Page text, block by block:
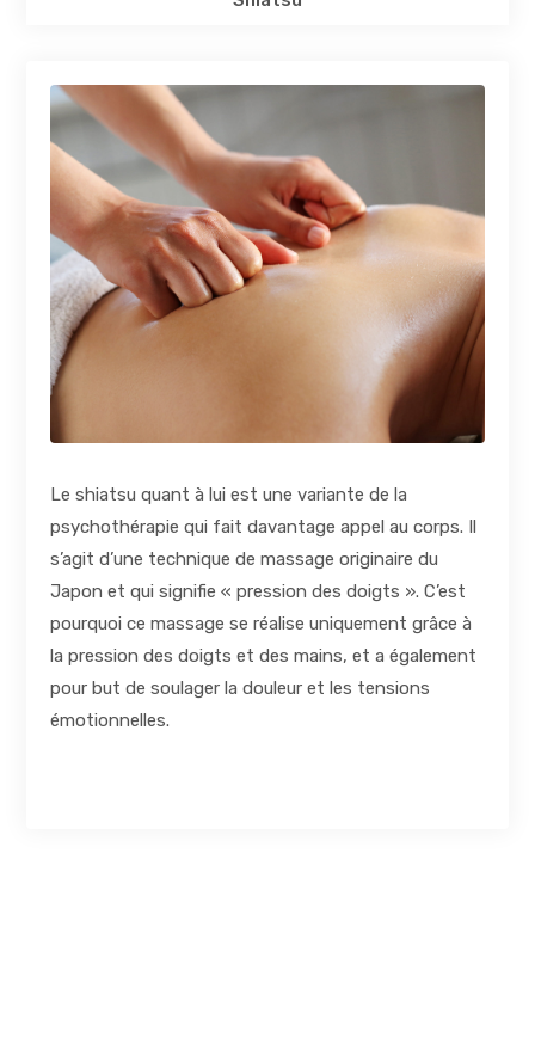
Le shiatsu quant à lui est une variante de la
psychothérapie qui fait davantage appel au corps. Il
s’agit d’une technique de massage originaire du
Japon et qui signifie « pression des doigts ». C’est
pourquoi ce massage se réalise uniquement grâce à
la pression des doigts et des mains, et a également
pour but de soulager la douleur et les tensions
émotionnelles.